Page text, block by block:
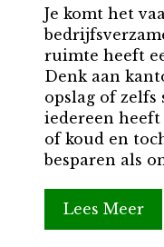
Je komt het
ruimte heeft
Denk aan
opslag of zelfs
iedereen heeft
of koud en
besparen als
Lees Meer